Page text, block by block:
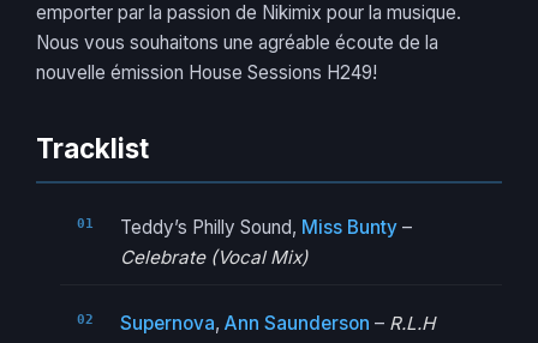
emporter par la passion de Nikimix pour la musique.
Nous vous souhaitons une agréable écoute de la
nouvelle émission House Sessions H249!
Tracklist
Teddy’s Philly Sound, Miss Bunty–
Celebrate (Vocal Mix)
Supernova, Ann Saunderson – R.L.H